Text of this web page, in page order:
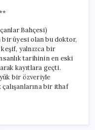
Bahçesi)
üyesi olan bu doktor,
yalnızca bir
tarihinin en eski
kayıtlara geçti.
bir özveriyle
bir ithaf